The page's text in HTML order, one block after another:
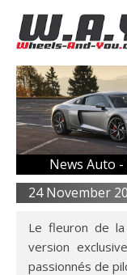
News Auto -
24 November
Le fleuron de
version
passionnés de